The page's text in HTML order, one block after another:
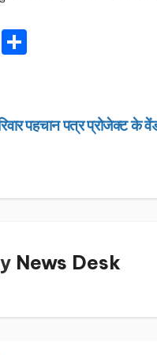
E
eपहचान पत्र प्रोजेक्ट के
News Desk